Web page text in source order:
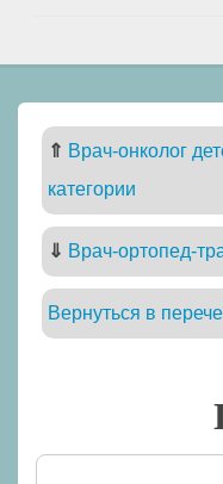
⇑ Врач-онколог
категории
⇓ Врач-ортопед-
Вернуться в